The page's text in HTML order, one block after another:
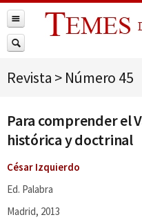
Revista > Número 45
Para comprender el
histórica y doctrinal
César Izquierdo
Ed. Palabra
Madrid, 2013